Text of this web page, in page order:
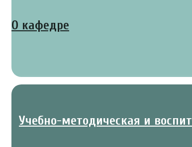
О кафедре
Учебно-методическая и